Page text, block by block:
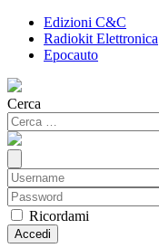
Edizioni C&C
Radiokit Elettronica
Epocauto
Cerca
Ricordami
Accedi